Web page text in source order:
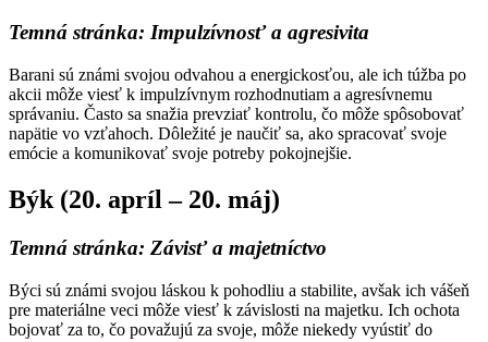
Temná stránka: Impulzívnosť a agresivita
Barani sú známi svojou odvahou a energickosťou, ale ich túžba po
akcii môže viesť k impulzívnym rozhodnutiam a agresívnemu
správaniu. Často sa snažia prevziať kontrolu, čo môže spôsobovať
napätie vo vzťahoch. Dôležité je naučiť sa, ako spracovať svoje
emócie a komunikovať svoje potreby pokojnejšie.
Býk (20. apríl – 20. máj)
Temná stránka: Závisť a majetníctvo
Býci sú známi svojou láskou k pohodliu a stabilite, avšak ich vášeň
pre materiálne veci môže viesť k závislosti na majetku. Ich ochota
bojovať za to, čo považujú za svoje, môže niekedy vyústiť do